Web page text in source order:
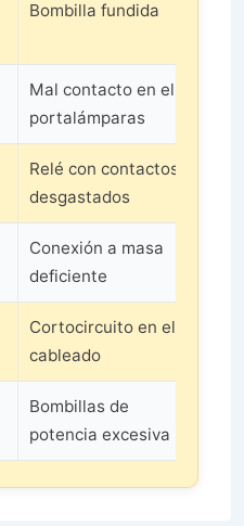
Bombilla fundida
Mal contacto en el
portalámparas
Relé con contactos
desgastados
Conexión a masa
deficiente
Cortocircuito en el
cableado
Bombillas de
potencia excesiva